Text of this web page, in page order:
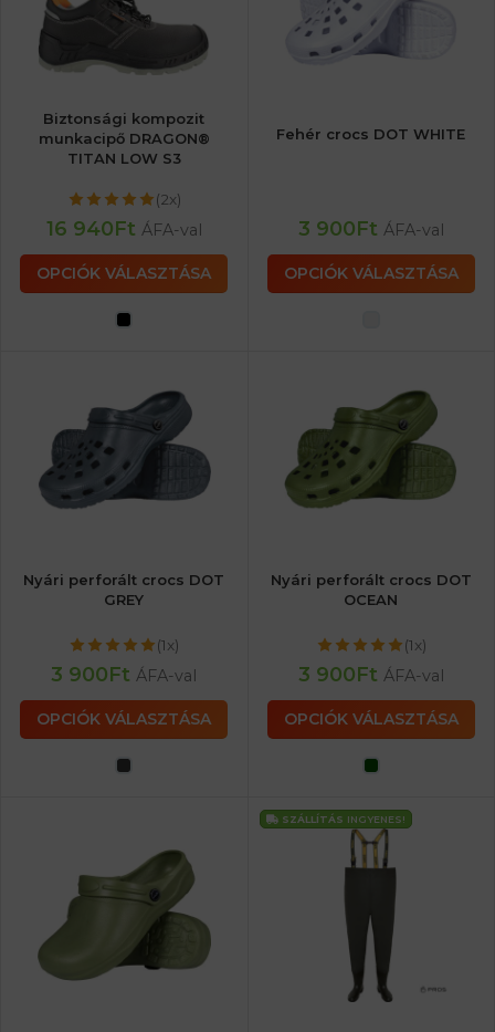
Biztonsági kompozit
munkacipő DRAGON®
TITAN LOW S3
(2x)
16 940Ft ÁFA-val
OPCIÓK VÁLASZTÁSA
Fehér crocs DOT WHITE
3 900Ft ÁFA-val
OPCIÓK VÁLASZTÁSA
Nyári perforált crocs DOT
GREY
(1x)
3 900Ft ÁFA-val
OPCIÓK VÁLASZTÁSA
Nyári perforált crocs DOT
OCEAN
(1x)
3 900Ft ÁFA-val
OPCIÓK VÁLASZTÁSA
SZÁLLÍTÁS INGYENES!